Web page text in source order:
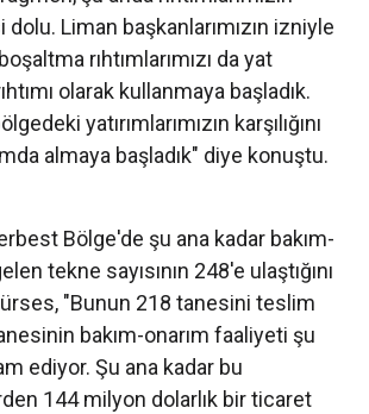
dolu. Liman başkanlarımızın izniyle
rıhtımlarımızı da yat
olarak kullanmaya başladık.
yatırımlarımızın karşılığını
almaya başladık" diye konuştu.
Bölge'de şu ana kadar bakım-
tekne sayısının 248'e ulaştığını
"Bunun 218 tanesini teslim
bakım-onarım faaliyeti şu
ediyor. Şu ana kadar bu
144 milyon dolarlık bir ticaret